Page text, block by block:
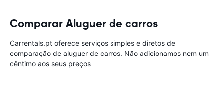
Comparar Aluguer de carros
Carrentals.pt oferece serviços simples e diretos de
comparação de aluguer de carros. Não adicionamos nem um
cêntimo aos seus preços